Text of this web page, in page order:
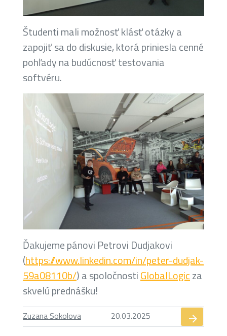
Študenti mali možnosť klásť otázky a
zapojiť sa do diskusie, ktorá priniesla cenné
pohľady na budúcnosť testovania
softvéru.
Ďakujeme pánovi Petrovi Dudjakovi
(https://www.linkedin.com/in/peter-dudjak-
59a08110b/) a spoločnostiGlobalLogicza
skvelú prednášku!
Zuzana Sokolova 20.03.2025